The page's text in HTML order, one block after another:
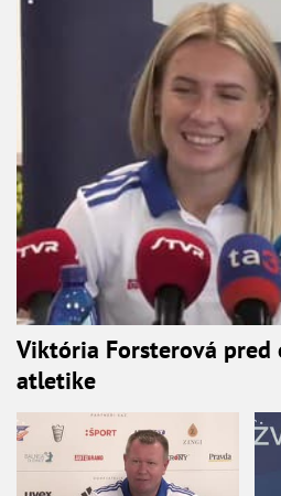
Viktória Forsterová pred
atletike